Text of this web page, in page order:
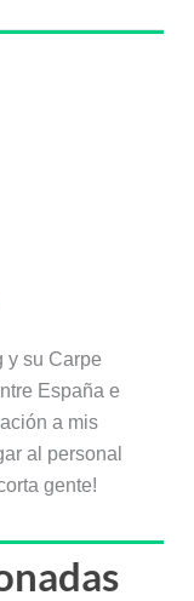
y su Carpe
España e
a mis
al personal
gente!